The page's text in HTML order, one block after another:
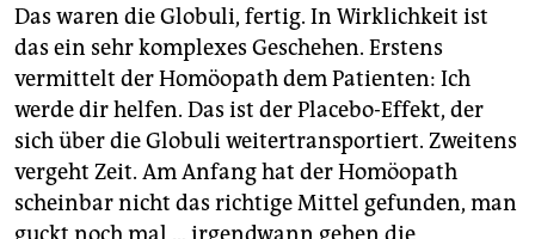
Das waren die Globuli, fertig. In Wirklichkeit ist
das ein sehr komplexes Geschehen. Erstens
vermittelt der Homöopath dem Patienten: Ich
werde dir helfen. Das ist der Placebo-Effekt, der
sich über die Globuli weitertransportiert. Zweitens
vergeht Zeit. Am Anfang hat der Homöopath
scheinbar nicht das richtige Mittel gefunden, man